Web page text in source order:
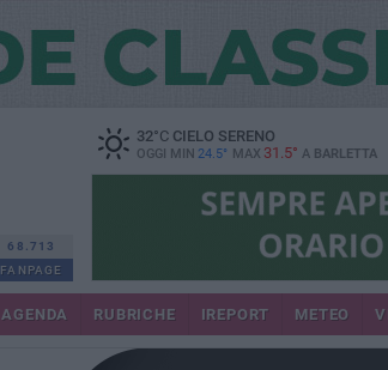
68.713
FANPAGE
32°CCIELO SERENO
OGGI MIN 24.5° MAX 31.5° A BARLETTA
AGENDA RUBRICHE IREPORT METEO